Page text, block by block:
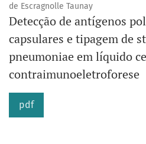
de Escragnolle Taunay
Detecção de antígenos
capsulares e tipagem de
pneumoniae em líquido
contraimunoeletroforese
pdf